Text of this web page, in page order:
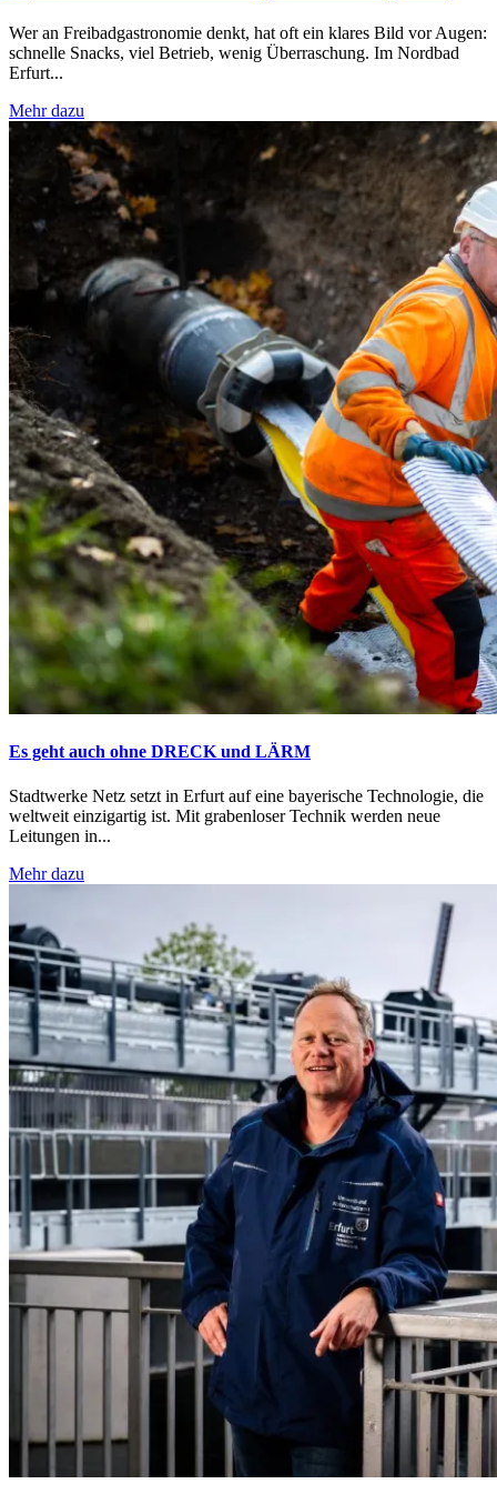
Wer an Freibadgastronomie denkt, hat oft ein klares Bild vor Augen:
schnelle Snacks, viel Betrieb, wenig Überraschung. Im Nordbad
Erfurt...
Mehr dazu
Es geht auch ohne DRECK und LÄRM
Stadtwerke Netz setzt in Erfurt auf eine bayerische Technologie, die
weltweit einzigartig ist. Mit grabenloser Technik werden neue
Leitungen in...
Mehr dazu